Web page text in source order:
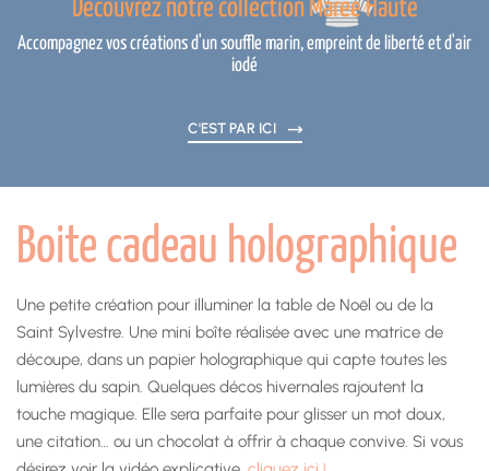
Découvrez notre collection Marée Haute
Accompagnez vos créations d'un souffle marin, empreint de liberté et d'air
iodé
C'EST PAR ICI
Boite cadeau holographique
Une petite création pour illuminer la table de Noël ou de la
Saint Sylvestre. Une mini boîte réalisée avec une matrice de
découpe, dans un papier holographique qui capte toutes les
lumières du sapin. Quelques décos hivernales rajoutent la
touche magique. Elle sera parfaite pour glisser un mot doux,
une citation… ou un chocolat à offrir à chaque convive. Si vous